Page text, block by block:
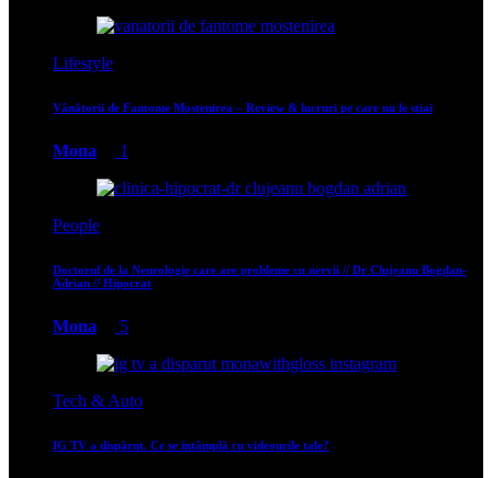
Lifestyle
Vânătorii de Fantome Moștenirea – Review & lucruri pe care nu le știai
Mona 1
People
Doctorul de la Neurologie care are probleme cu nervii // Dr Clujeanu Bogdan-
Adrian // Hipocrat
Mona 5
Tech & Auto
IG TV a dispărut. Ce se întâmplă cu videourile tale?